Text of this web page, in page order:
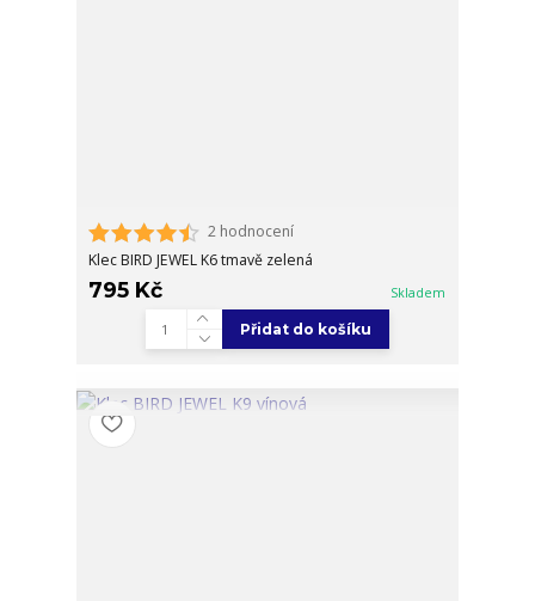
2 hodnocení
Klec BIRD JEWEL K6 tmavě zelená
795 Kč Skladem
Přidat do košíku